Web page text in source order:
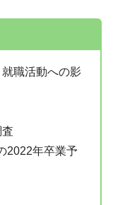
就職活動への影
2022年卒業予